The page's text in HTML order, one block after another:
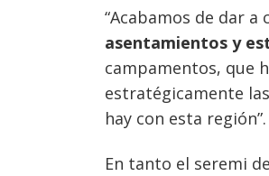
“Acabamos de dar
asentamientos y
campamentos, que
estratégicamente
hay con esta región”.
En tanto el seremi